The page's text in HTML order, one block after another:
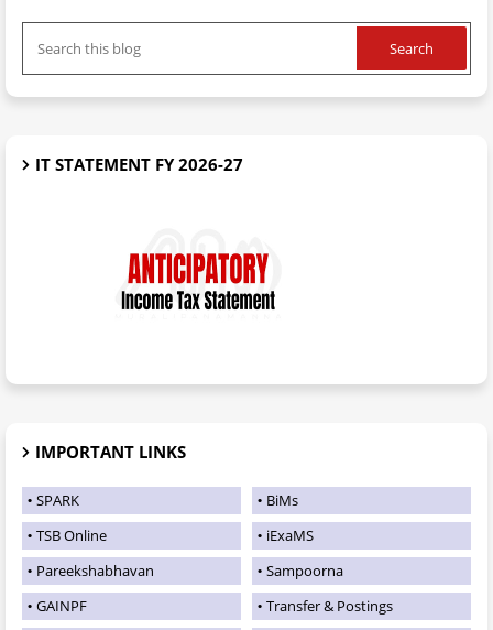
IT STATEMENT FY 2026-27
IMPORTANT LINKS
SPARK
BiMs
TSB Online
iExaMS
Pareekshabhavan
Sampoorna
GAINPF
Transfer & Postings